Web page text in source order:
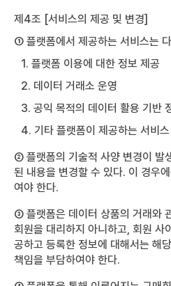
제4조 [서비스의 제공 및 변경]
① 플랫폼에서 제공하는 서비스는
1. 플랫폼 이용에 대한 정보 제공
2. 데이터 거래소 운영
3. 공익 목적의 데이터 활용 기반
4. 기타 플랫폼이 제공하는 서비스
② 플랫폼의 기술적 사양 변경이 발
된 내용을 변경할 수 있다. 이 경우
여야 한다.
③ 플랫폼은 데이터 상품의 거래와
회원을 대리하지 아니하고, 회원 사
공하고 등록한 정보에 대해서는 해
책임을 부담하여야 한다.